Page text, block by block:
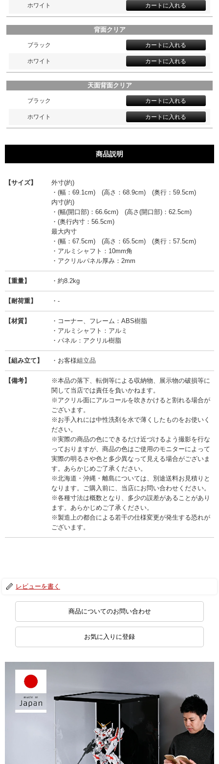
ホワイト
背面クリア
ブラック
ホワイト
天面背面クリア
ブラック
ホワイト
商品説明
【サイズ】
外寸(約)
・(幅：69.1cm) (高さ：68.9cm) (奥行：59.5cm)
内寸(約)
・(幅(開口部)：66.6cm) (高さ(開口部)：62.5cm)
・(奥行内寸：56.5cm)
最大内寸
・(幅：67.5cm) (高さ：65.5cm) (奥行：57.5cm)
・アルミシャフト：10mm角
・アクリルパネル厚み：2mm
【重量】 ・約8.2kg
【耐荷重】 ・-
【材質】
・コーナー、フレーム：ABS樹脂
・アルミシャフト：アルミ
・パネル：アクリル樹脂
【組み立て】 ・お客様組立品
【備考】
※本品の落下、転倒等による収納物、展示物の破損等に
関して当店では責任を負いかねます。
※アクリル面にアルコールを吹きかけると割れる場合が
ございます。
※お手入れには中性洗剤を水で薄くしたものをお使いく
ださい。
※実際の商品の色にできるだけ近づけるよう撮影を行な
っておりますが、商品の色はご使用のモニターによって
実際の明るさや色と多少異なって見える場合がございま
す。あらかじめご了承ください。
※北海道・沖縄・離島については、別途送料お見積りと
なります。ご購入前に、当店にお問い合わせください。
※各種寸法は概数となり、多少の誤差があることがあり
ます。あらかじめご了承ください。
※製造上の都合による若干の仕様変更が発生する恐れが
ございます。
レビューを書く
商品についてのお問い合わせ
お気に入りに登録